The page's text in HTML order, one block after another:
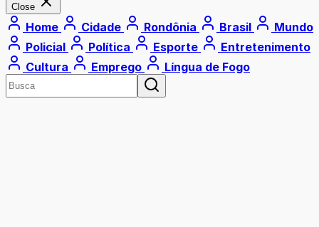
Close
Home Cidade Rondônia Brasil
Mundo
Policial
Política Esporte
Entretenimento
Cultura
Emprego Língua de Fogo